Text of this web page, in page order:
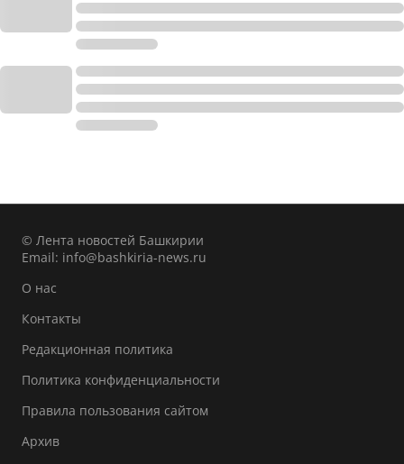
© Лента новостей Башкирии
Email: info@bashkiria-news.ru
О нас
Контакты
Редакционная политика
Политика конфиденциальности
Правила пользования сайтом
Архив